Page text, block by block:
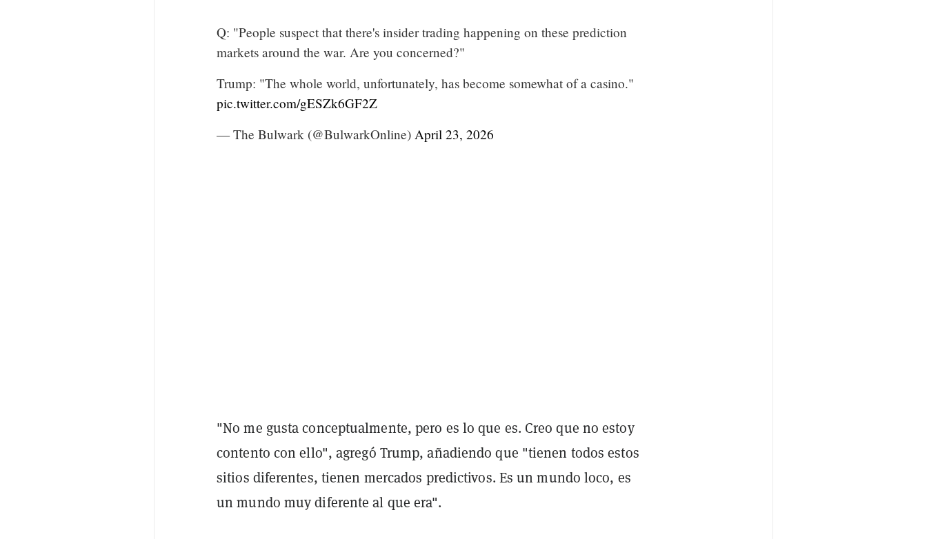
Q: "People suspect that there's insider trading happening on these prediction
markets around the war. Are you concerned?"
Trump: "The whole world, unfortunately, has become somewhat of a casino."
pic.twitter.com/gESZk6GF2Z
— The Bulwark (@BulwarkOnline) April 23, 2026
"No me gusta conceptualmente, pero es lo que es. Creo que no estoy
contento con ello", agregó Trump, añadiendo que "tienen todos estos
sitios diferentes, tienen mercados predictivos. Es un mundo loco, es
un mundo muy diferente al que era".